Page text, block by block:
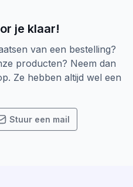
je klaar!
van een bestelling?
producten? Neem dan
Ze hebben altijd wel een
Stuur een mail